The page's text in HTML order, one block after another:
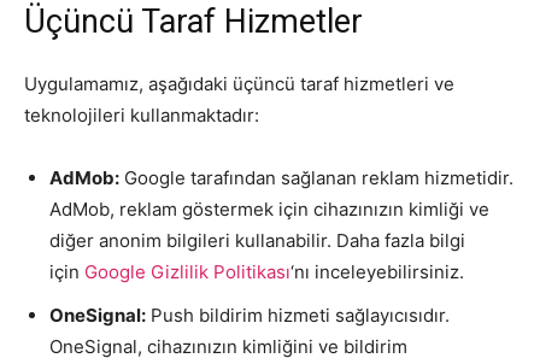
Üçüncü Taraf Hizmetler
Uygulamamız, aşağıdaki üçüncü taraf hizmetleri ve
teknolojileri kullanmaktadır:
AdMob: Google tarafından sağlanan reklam hizmetidir.
AdMob, reklam göstermek için cihazınızın kimliği ve
diğer anonim bilgileri kullanabilir. Daha fazla bilgi
için Google Gizlilik Politikası‘nı inceleyebilirsiniz.
OneSignal: Push bildirim hizmeti sağlayıcısıdır.
OneSignal, cihazınızın kimliğini ve bildirim